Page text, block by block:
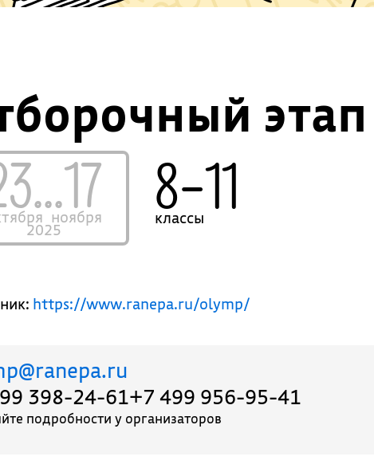
этап
ноября
2025
8–11
классы
https://www.ranepa.ru/olymp/
398-24-61+7 499 956-95-41
подробности у организаторов